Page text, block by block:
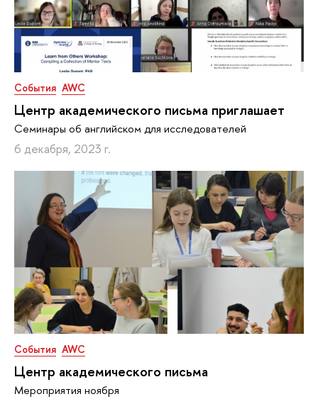
События AWC
Центр академического письма приглашает
Семинары об английском для исследователей
6 декабря, 2023 г.
События AWC
Центр академического письма
Мероприятия ноября